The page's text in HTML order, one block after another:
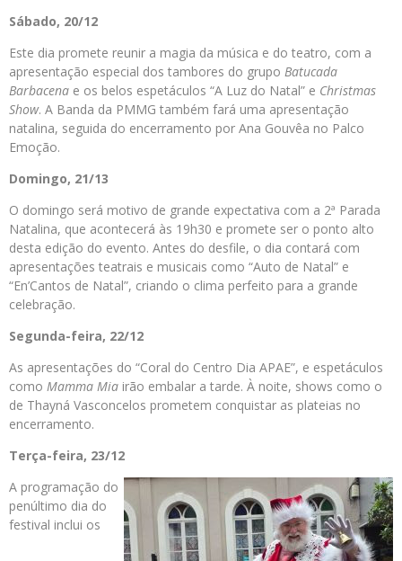
Sábado, 20/12
Este dia promete reunir a magia da música e do teatro, com a
apresentação especial dos tambores do grupo Batucada
Barbacena e os belos espetáculos “A Luz do Natal” e Christmas
Show. A Banda da PMMG também fará uma apresentação
natalina, seguida do encerramento por Ana Gouvêa no Palco
Emoção.
Domingo, 21/13
O domingo será motivo de grande expectativa com a 2ª Parada
Natalina, que acontecerá às 19h30 e promete ser o ponto alto
desta edição do evento. Antes do desfile, o dia contará com
apresentações teatrais e musicais como “Auto de Natal” e
“En’Cantos de Natal”, criando o clima perfeito para a grande
celebração.
Segunda-feira, 22/12
As apresentações do “Coral do Centro Dia APAE”, e espetáculos
como Mamma Mia irão embalar a tarde. À noite, shows como o
de Thayná Vasconcelos prometem conquistar as plateias no
encerramento.
Terça-feira, 23/12
A programação do
penúltimo dia do
festival inclui os